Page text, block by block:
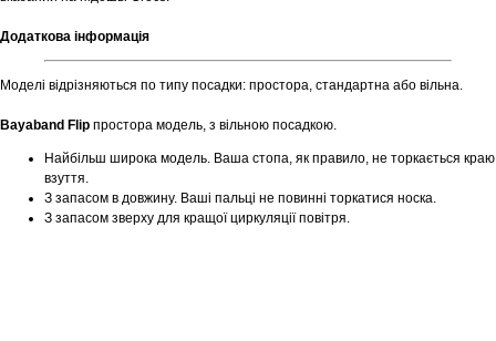
Додаткова інформація
Моделі відрізняються по типу посадки: простора, стандартна або вільна.
Bayaband Flip простора модель, з вільною посадкою.
Найбільш широка модель. Ваша стопа, як правило, не торкається краю
взуття.
З запасом в довжину. Ваші пальці не повинні торкатися носка.
З запасом зверху для кращої циркуляції повітря.